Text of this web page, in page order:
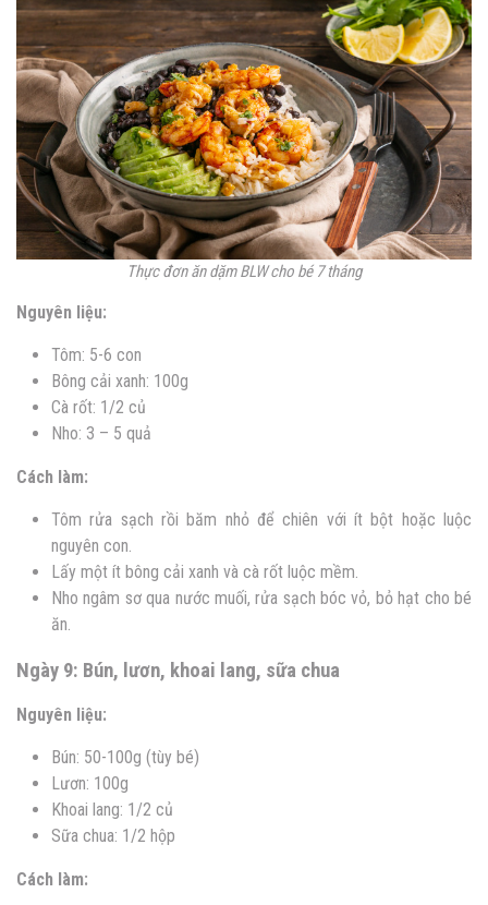
Thực đơn ăn dặm BLW cho bé 7 tháng
Nguyên liệu:
Tôm: 5-6 con
Bông cải xanh: 100g
Cà rốt: 1/2 củ
Nho: 3 – 5 quả
Cách làm:
Tôm rửa sạch rồi băm nhỏ để chiên với ít bột hoặc luộc
nguyên con.
Lấy một ít bông cải xanh và cà rốt luộc mềm.
Nho ngâm sơ qua nước muối, rửa sạch bóc vỏ, bỏ hạt cho bé
ăn.
Ngày 9: Bún, lươn, khoai lang, sữa chua
Nguyên liệu:
Bún: 50-100g (tùy bé)
Lươn: 100g
Khoai lang: 1/2 củ
Sữa chua: 1/2 hộp
Cách làm: